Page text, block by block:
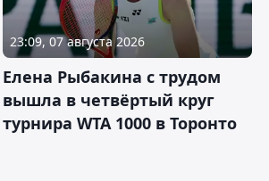
23:09, 07 августа 2026
Елена Рыбакина с трудом
вышла в четвёртый круг
турнира WTA 1000 в Торонто